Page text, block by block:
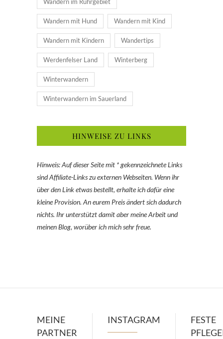
Wandern mit Hund Wandern mit Kind
Wandern mit Kindern Wandertips
Werdenfelser Land Winterberg
Winterwandern
Winterwandern im Sauerland
HINWEISE ZU LINKS
Hinweis: Auf dieser Seite mit * gekennzeichnete Links
sind Affiliate-Links zu externen Webseiten. Wenn ihr
über den Link etwas bestellt, erhalte ich dafür eine
kleine Provision. An eurem Preis ändert sich dadurch
nichts. Ihr unterstützt damit aber meine Arbeit und
meinen Blog, worüber ich mich sehr freue.
MEINE
PARTNER
INSTAGRAM
FESTE